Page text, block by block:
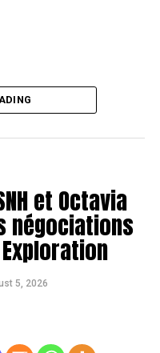
et Octavia
négociations
5, 2026